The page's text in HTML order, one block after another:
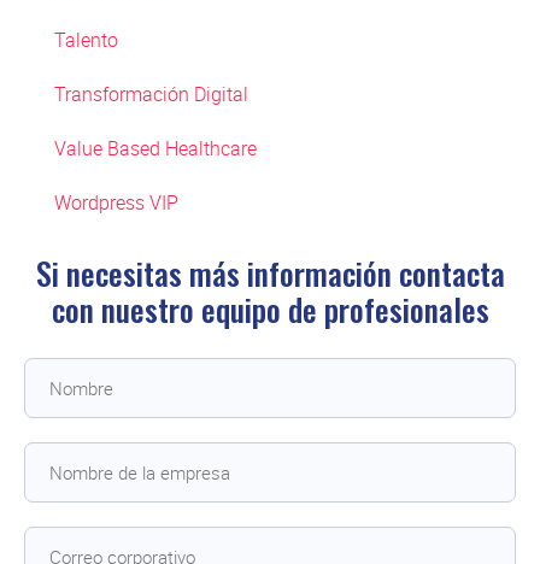
Talento
Transformación Digital
Value Based Healthcare
Wordpress VIP
Si necesitas más información contacta
con nuestro equipo de profesionales